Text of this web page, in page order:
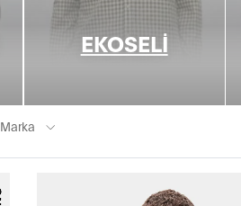
EKOSELI
Marka